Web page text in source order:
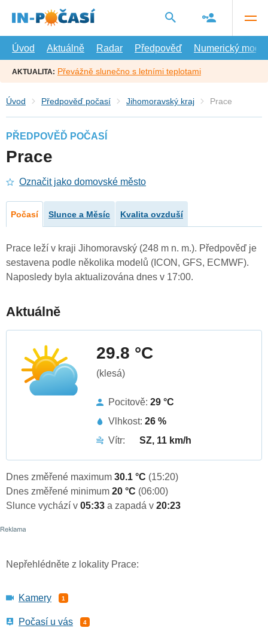
hlavní
Úvod
Aktuálně Radar Předpověď Numerický model
AKTUALITA: Převážně slunečno s letními teplotami
Úvod Předpověď počasí Jihomoravský kraj Prace
PŘEDPOVĚĎ POČASÍ
Prace
Označit jako domovské město
Počasí Slunce a Měsíc Kvalita ovzduší
Prace leží v kraji Jihomoravský (248 m n. m.). Předpověď je
sestavena podle několika modelů (ICON, GFS, ECMWF).
Naposledy byla aktualizována dnes v 17:00.
Aktuálně
29.8 °C
(klesá)
Pocitově: 29 °C
Vlhkost: 26 %
Vítr:
SZ, 11 km/h
Dnes změřené maximum 30.1 °C (15:20)
Dnes změřené minimum 20 °C (06:00)
Slunce vychází v 05:33 a zapadá v 20:23
Nepřehlédněte z lokality Prace:
Kamery 1
Počasí u vás 4